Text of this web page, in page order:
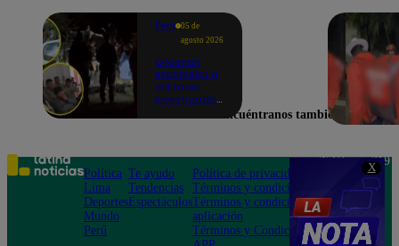
X
Perú
05 de
agosto 2026
Ordenan
excarcelar a
militares
investigados
Colcabamba
Encuéntranos también en
Política
Lima
Deportes
Mundo
Perú
Te ayudo
Tendencias
Espectáculos
Política de privacidad
Términos y condiciones
Términos y condiciones
aplicación
Términos y Condiciones
Teléfono: 219
Av. San
Felipe 968
Jesús María